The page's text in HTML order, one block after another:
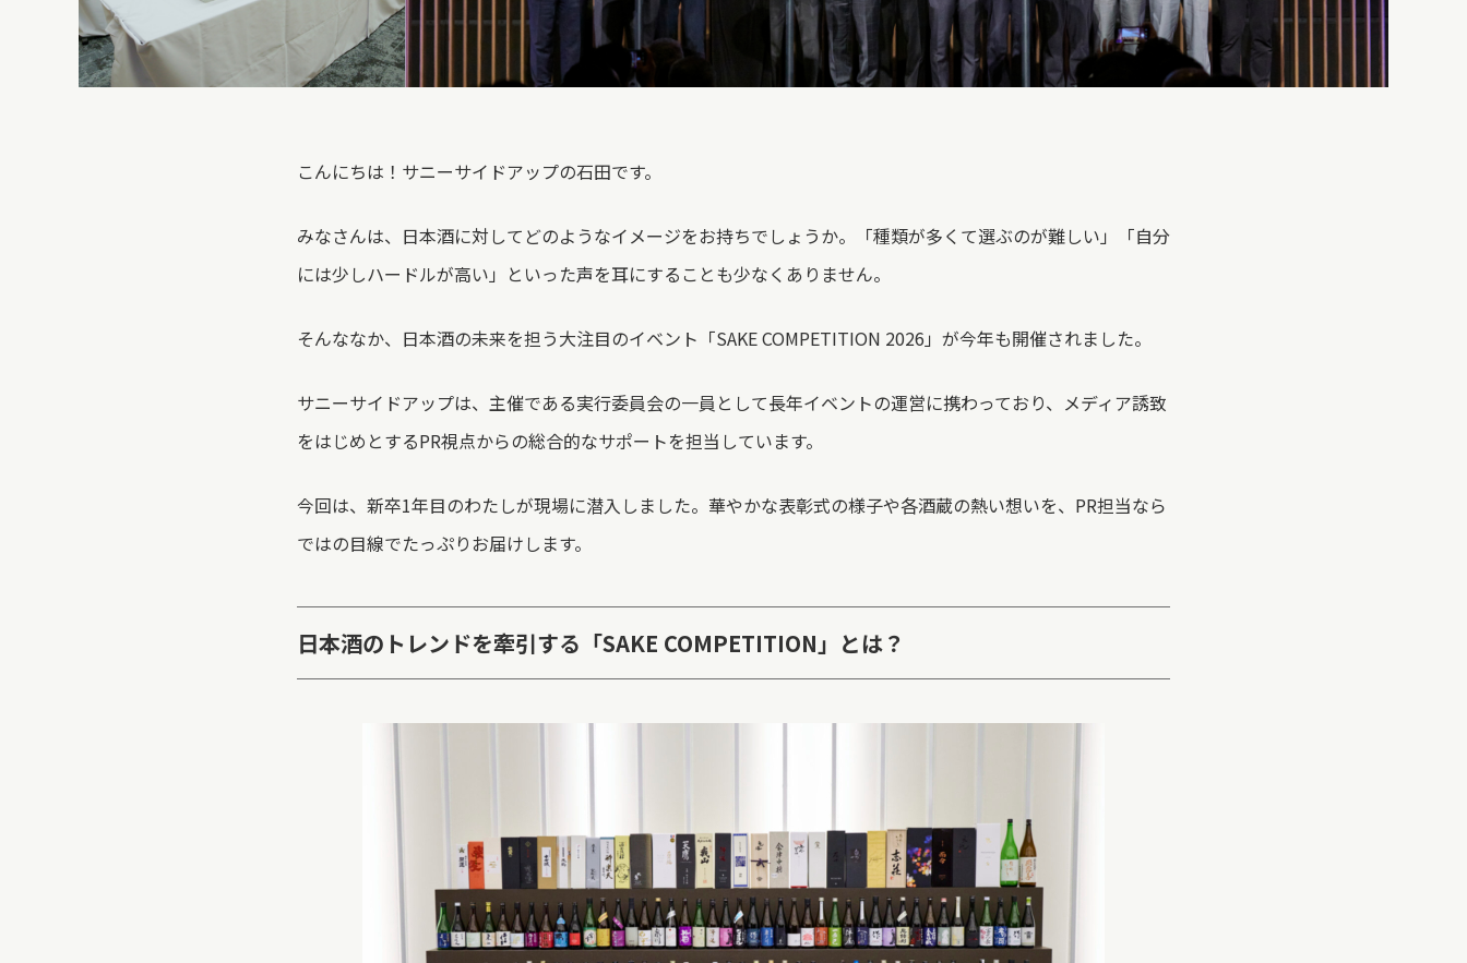
こんにちは！サニーサイドアップの石田です。
みなさんは、日本酒に対してどのようなイメージをお持ちでしょうか。「種類が多くて選ぶのが難しい」「自分
には少しハードルが高い」といった声を耳にすることも少なくありません。
そんななか、日本酒の未来を担う大注目のイベント「SAKE COMPETITION 2026」が今年も開催されました。
サニーサイドアップは、主催である実行委員会の一員として長年イベントの運営に携わっており、メディア誘致
をはじめとするPR視点からの総合的なサポートを担当しています。
今回は、新卒1年目のわたしが現場に潜入しました。華やかな表彰式の様子や各酒蔵の熱い想いを、PR担当なら
ではの目線でたっぷりお届けします。
日本酒のトレンドを牽引する「SAKE COMPETITION」とは？